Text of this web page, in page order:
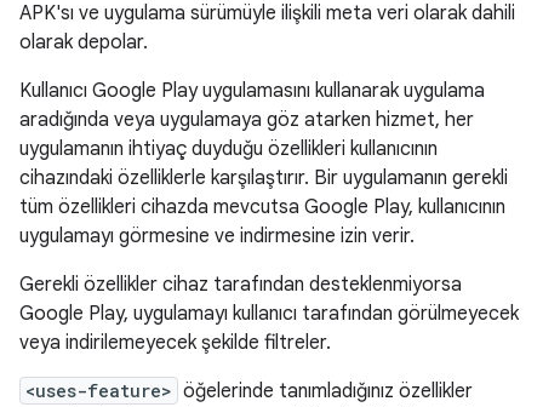
APK'sı ve uygulama sürümüyle ilişkili meta veri olarak dahili
olarak depolar.
Kullanıcı Google Play uygulamasını kullanarak uygulama
aradığında veya uygulamaya göz atarken hizmet, her
uygulamanın ihtiyaç duyduğu özellikleri kullanıcının
cihazındaki özelliklerle karşılaştırır. Bir uygulamanın gerekli
tüm özellikleri cihazda mevcutsa Google Play, kullanıcının
uygulamayı görmesine ve indirmesine izin verir.
Gerekli özellikler cihaz tarafından desteklenmiyorsa
Google Play, uygulamayı kullanıcı tarafından görülmeyecek
veya indirilemeyecek şekilde filtreler.
<uses-feature> öğelerinde tanımladığınız özellikler